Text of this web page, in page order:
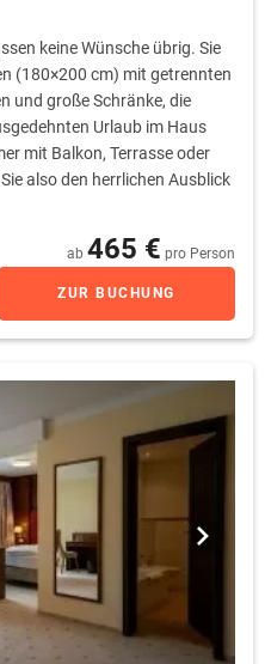
keine Wünsche übrig. Sie
(180×200 cm) mit getrennten
und große Schränke, die
Urlaub im Haus
mit Balkon, Terrasse oder
also den herrlichen Ausblick
Forst. Die
eine Dusche oder eine
einen beleuchteten
die
ab 465 € pro Person
ZUR BUCHUNG